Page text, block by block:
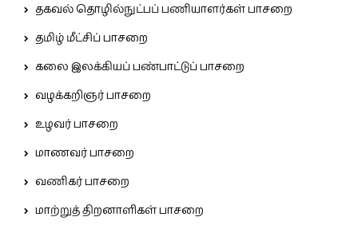
தகவல் தொழில்நுட்பப் பணியாளர்கள் பாசறை
தமிழ் மீட்சிப் பாசறை
கலை இலக்கியப் பண்பாட்டுப் பாசறை
வழக்கறிஞர் பாசறை
உழவர் பாசறை
மாணவர் பாசறை
வணிகர் பாசறை
மாற்றுத் திறனாளிகள் பாசறை